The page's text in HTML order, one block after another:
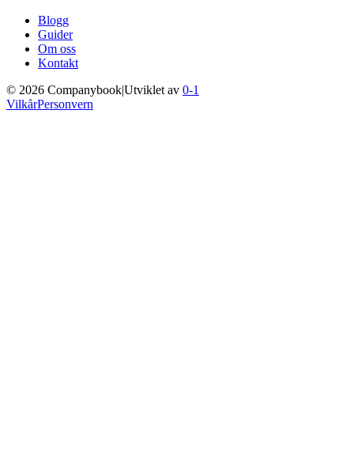
Blogg
Guider
Om oss
Kontakt
© 2026 Companybook|Utviklet av 0-1
VilkårPersonvern